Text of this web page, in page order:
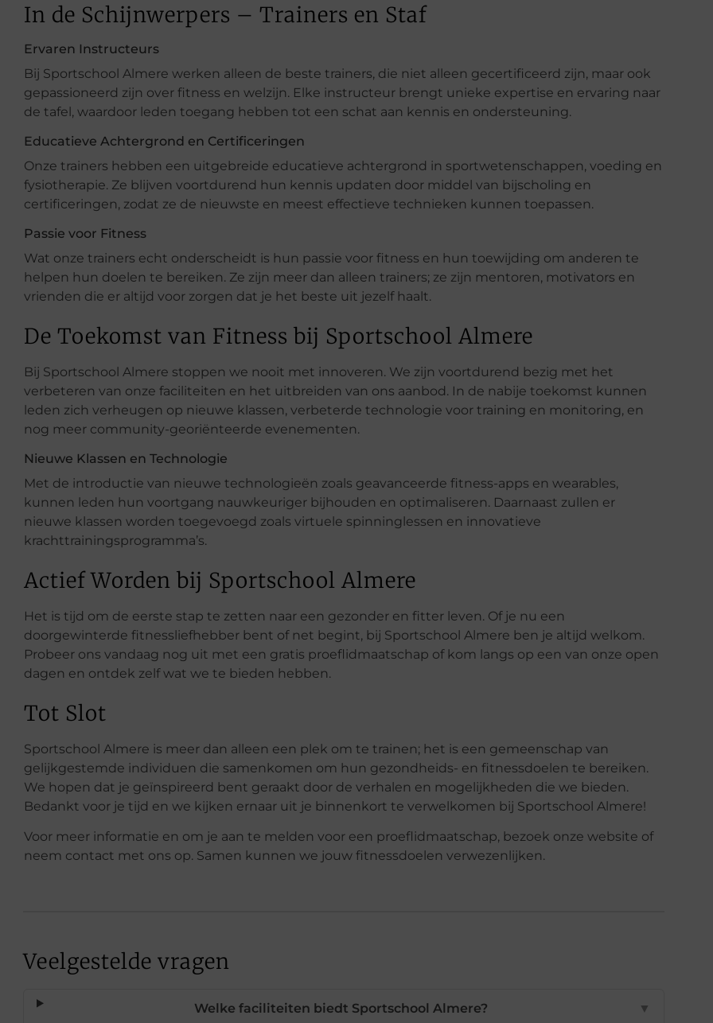
In de Schijnwerpers – Trainers en Staf
Ervaren Instructeurs
Bij Sportschool Almere werken alleen de beste trainers, die niet alleen gecertificeerd zijn, maar ook
gepassioneerd zijn over fitness en welzijn. Elke instructeur brengt unieke expertise en ervaring naar
de tafel, waardoor leden toegang hebben tot een schat aan kennis en ondersteuning.
Educatieve Achtergrond en Certificeringen
Onze trainers hebben een uitgebreide educatieve achtergrond in sportwetenschappen, voeding en
fysiotherapie. Ze blijven voortdurend hun kennis updaten door middel van bijscholing en
certificeringen, zodat ze de nieuwste en meest effectieve technieken kunnen toepassen.
Passie voor Fitness
Wat onze trainers echt onderscheidt is hun passie voor fitness en hun toewijding om anderen te
helpen hun doelen te bereiken. Ze zijn meer dan alleen trainers; ze zijn mentoren, motivators en
vrienden die er altijd voor zorgen dat je het beste uit jezelf haalt.
De Toekomst van Fitness bij Sportschool Almere
Bij Sportschool Almere stoppen we nooit met innoveren. We zijn voortdurend bezig met het
verbeteren van onze faciliteiten en het uitbreiden van ons aanbod. In de nabije toekomst kunnen
leden zich verheugen op nieuwe klassen, verbeterde technologie voor training en monitoring, en
nog meer community-georiënteerde evenementen.
Nieuwe Klassen en Technologie
Met de introductie van nieuwe technologieën zoals geavanceerde fitness-apps en wearables,
kunnen leden hun voortgang nauwkeuriger bijhouden en optimaliseren. Daarnaast zullen er
nieuwe klassen worden toegevoegd zoals virtuele spinninglessen en innovatieve
krachttrainingsprogramma’s.
Actief Worden bij Sportschool Almere
Het is tijd om de eerste stap te zetten naar een gezonder en fitter leven. Of je nu een
doorgewinterde fitnessliefhebber bent of net begint, bij Sportschool Almere ben je altijd welkom.
Probeer ons vandaag nog uit met een gratis proeflidmaatschap of kom langs op een van onze open
dagen en ontdek zelf wat we te bieden hebben.
Tot Slot
Sportschool Almere is meer dan alleen een plek om te trainen; het is een gemeenschap van
gelijkgestemde individuen die samenkomen om hun gezondheids- en fitnessdoelen te bereiken.
We hopen dat je geïnspireerd bent geraakt door de verhalen en mogelijkheden die we bieden.
Bedankt voor je tijd en we kijken ernaar uit je binnenkort te verwelkomen bij Sportschool Almere!
Voor meer informatie en om je aan te melden voor een proeflidmaatschap, bezoek onze website of
neem contact met ons op. Samen kunnen we jouw fitnessdoelen verwezenlijken.
Veelgestelde vragen
Welke faciliteiten biedt Sportschool Almere? ▼